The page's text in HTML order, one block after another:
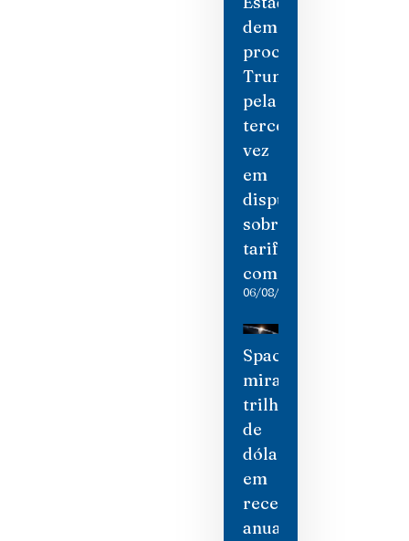
democratas
processam
Trump
pela
terceira
vez
em
disputa
sobre
tarifas
comerciais
06/08/2026
SpaceX
mira
trilhão
de
dólares
em
receita
anual